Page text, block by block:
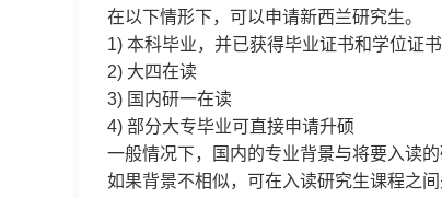
在以下情形下，可以申请新西兰研究生。
1) 本科毕业，并已获得毕业证书和学位证书
2) 大四在读
3) 国内研一在读
4) 部分大专毕业可直接申请升硕
一般情况下，国内的专业背景与将要入读
如果背景不相似，可在入读研究生课程之